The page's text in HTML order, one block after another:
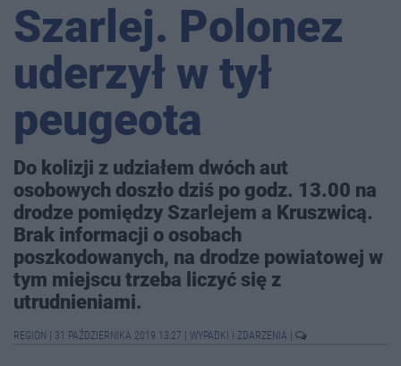
Szarlej. Polonez
uderzył w tył
peugeota
Do kolizji z udziałem dwóch aut
osobowych doszło dziś po godz. 13.00 na
drodze pomiędzy Szarlejem a Kruszwicą.
Brak informacji o osobach
poszkodowanych, na drodze powiatowej w
tym miejscu trzeba liczyć się z
utrudnieniami.
REGION 31 PAŹDZIERNIKA 2019 13:27 WYPADKI I ZDARZENIA